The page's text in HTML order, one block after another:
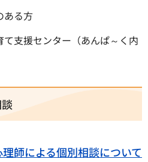
ある方
支援センター（あんぱ～く内
師による個別相談について